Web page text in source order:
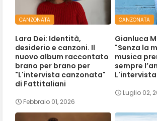
CANZONATA
Lara Dei: Identità,
desiderio e canzoni. Il
nuovo album raccontato
brano per brano per
"L'intervista canzonata"
di Fattitaliani
Febbraio 01, 2026
CANZONATA
Gianluca
"Senza la
musica
sempre
Luglio 02,